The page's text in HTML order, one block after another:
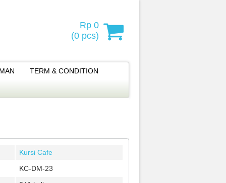
Rp 0
(0 pcs)
TERM & CONDITION
Kursi Cafe
KC-DM-23